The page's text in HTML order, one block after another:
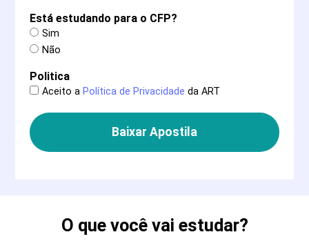
Está estudando para o CFP?
Sim
Não
Politica
Aceito a Política de Privacidade da ART
Baixar Apostila
O que você vai estudar?